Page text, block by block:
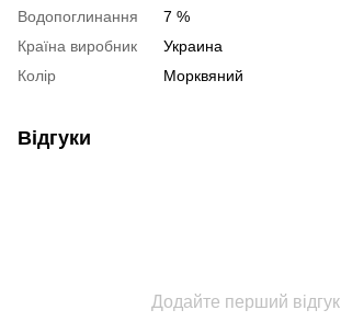
Водопоглинання
7 %
Країна виробник
Украина
Колір
Морквяний
Відгуки
Додайте перший відгук